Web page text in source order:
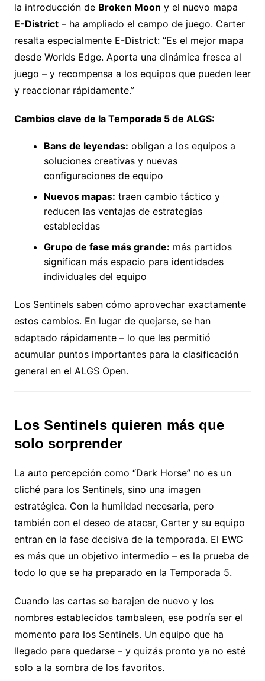
la introducción de Broken Moon y el nuevo mapa
E-District– ha ampliado el campo de juego. Carter
resalta especialmente E-District: “Es el mejor mapa
desde Worlds Edge. Aporta una dinámica fresca al
juego – y recompensa a los equipos que pueden leer
y reaccionar rápidamente.”
Cambios clave de la Temporada 5 de ALGS:
Bans de leyendas: obligan a los equipos a
soluciones creativas y nuevas
configuraciones de equipo
Nuevos mapas: traen cambio táctico y
reducen las ventajas de estrategias
establecidas
Grupo de fase más grande: más partidos
significan más espacio para identidades
individuales del equipo
Los Sentinels saben cómo aprovechar exactamente
estos cambios. En lugar de quejarse, se han
adaptado rápidamente – lo que les permitió
acumular puntos importantes para la clasificación
general en el ALGS Open.
Los Sentinels quieren más que
solo sorprender
La auto percepción como “Dark Horse” no es un
cliché para los Sentinels, sino una imagen
estratégica. Con la humildad necesaria, pero
también con el deseo de atacar, Carter y su equipo
entran en la fase decisiva de la temporada. El EWC
es más que un objetivo intermedio – es la prueba de
todo lo que se ha preparado en la Temporada 5.
Cuando las cartas se barajen de nuevo y los
nombres establecidos tambaleen, ese podría ser el
momento para los Sentinels. Un equipo que ha
llegado para quedarse – y quizás pronto ya no esté
solo a la sombra de los favoritos.